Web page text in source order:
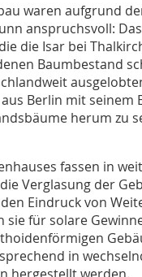
waren aufgrund
anspruchsvoll:
die Isar bei
Baumbestand
Berlin mit seinem
herum zu
fassen in
Verglasung der
Eindruck von
sie für solare
in